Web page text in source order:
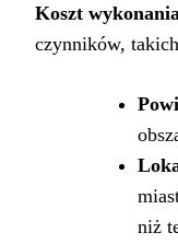
Koszt
czynników,
niż